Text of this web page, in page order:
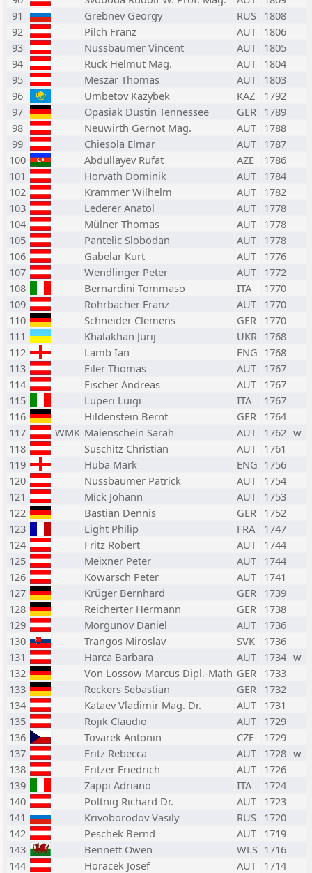
91
Grebnev Georgy RUS 1808
92
Pilch Franz AUT 1806
93
Nussbaumer Vincent AUT 1805
94
Ruck Helmut Mag. AUT 1804
95
Meszar Thomas AUT 1803
96
Umbetov Kazybek KAZ
1792
97
Opasiak Dustin Tennessee GER 1789
98
Neuwirth Gernot Mag. AUT 1788
99
Chiesola Elmar AUT 1787
100
Abdullayev Rufat AZE
1786
101
Horvath Dominik AUT 1784
102
Krammer Wilhelm AUT 1782
103
Lederer Anatol AUT 1778
104
Mülner Thomas AUT 1778
105
Pantelic Slobodan AUT 1778
106
Gabelar Kurt AUT 1776
107
Wendlinger Peter AUT 1772
108
Bernardini Tommaso ITA
1770
109
Röhrbacher Franz AUT 1770
110
Schneider Clemens GER 1770
111
Khalakhan Jurij UKR 1768
112
Lamb Ian ENG 1768
113
Eiler Thomas AUT 1767
114
Fischer Andreas AUT 1767
115
Luperi Luigi ITA
1767
116
Hildenstein Bernt GER 1764
117
WMK Maienschein Sarah AUT 1762 w
118
Suschitz Christian AUT 1761
119
Huba Mark ENG 1756
120
Nussbaumer Patrick AUT 1754
121
Mick Johann AUT 1753
122
Bastian Dennis GER 1752
123
Light Philip FRA
1747
124
Fritz Robert AUT 1744
125
Meixner Peter AUT 1744
126
Kowarsch Peter AUT 1741
127
Krüger Bernhard GER 1739
128
Reicherter Hermann GER 1738
129
Morgunov Daniel AUT 1736
130
Trangos Miroslav SVK
1736
131
Harca Barbara AUT 1734 w
132
Von Lossow Marcus Dipl.-Math GER 1733
133
Reckers Sebastian GER 1732
134
Kataev Vladimir Mag. Dr. AUT 1731
135
Rojik Claudio AUT 1729
136
Tovarek Antonin CZE
1729
137
Fritz Rebecca AUT 1728 w
138
Fritzer Friedrich AUT 1726
139
Zappi Adriano ITA
1724
140
Poltnig Richard Dr. AUT 1723
141
Krivoborodov Vasily RUS 1720
142
Peschek Bernd AUT 1719
143
Bennett Owen WLS 1716
144
Horacek Josef AUT 1714